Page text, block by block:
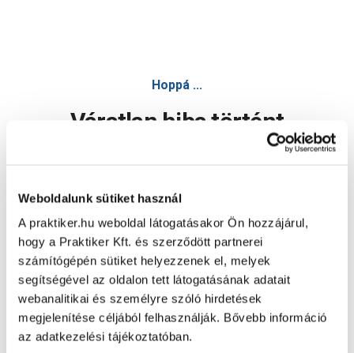
Weboldalunk sütiket használ
A praktiker.hu weboldal látogatásakor Ön hozzájárul,
hogy a Praktiker Kft. és szerződött partnerei
számítógépén sütiket helyezzenek el, melyek
segítségével az oldalon tett látogatásának adatait
webanalitikai és személyre szóló hirdetések
megjelenítése céljából felhasználják. Bővebb információ
az adatkezelési tájékoztatóban.
Hoppá ...
Váratlan hiba történt
Oldal újratöltése